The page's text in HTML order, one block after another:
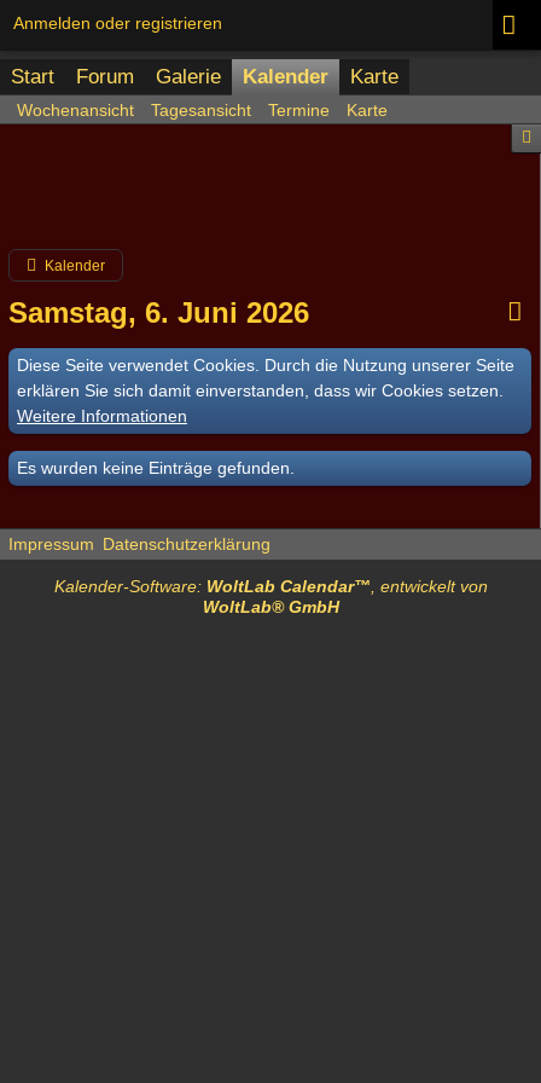
Anmelden oder registrieren
Start Forum Galerie Kalender Karte
Wochenansicht Tagesansicht Termine Karte
Kalender
Samstag, 6. Juni 2026
Diese Seite verwendet Cookies. Durch die Nutzung unserer Seite
erklären Sie sich damit einverstanden, dass wir Cookies setzen.
Weitere Informationen
Es wurden keine Einträge gefunden.
Impressum Datenschutzerklärung
Kalender-Software: WoltLab Calendar™ , entwickelt von
WoltLab® GmbH